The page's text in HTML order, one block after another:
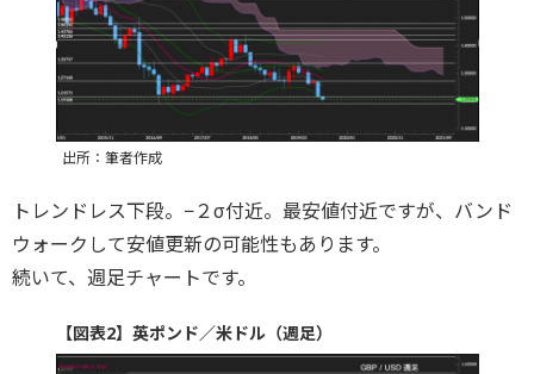
出所：筆者作成
トレンドレス下段。−２σ付近。最安値付近ですが、バンド
ウォークして安値更新の可能性もあります。
続いて、週足チャートです。
【図表2】英ポンド／米ドル（週足）